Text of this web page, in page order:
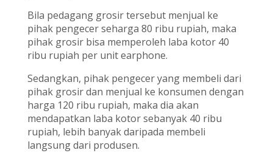
Bila pedagang grosir tersebut menjual ke
pihak pengecer seharga 80 ribu rupiah, maka
pihak grosir bisa memperoleh laba kotor 40
ribu rupiah per unit earphone.
Sedangkan, pihak pengecer yang membeli dari
pihak grosir dan menjual ke konsumen dengan
harga 120 ribu rupiah, maka dia akan
mendapatkan laba kotor sebanyak 40 ribu
rupiah, lebih banyak daripada membeli
langsung dari produsen.